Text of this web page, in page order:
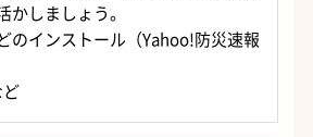
かしましょう。
のインストール（Yahoo!防災速報